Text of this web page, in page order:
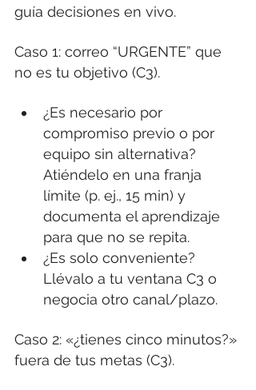
guía decisiones en vivo.
Caso 1: correo “URGENTE” que
no es tu objetivo (C3).
¿Es necesario por
compromiso previo o por
equipo sin alternativa?
Atiéndelo en una franja
límite (p. ej., 15 min) y
documenta el aprendizaje
para que no se repita.
¿Es solo conveniente?
Llévalo a tu ventana C3 o
negocia otro canal/plazo.
Caso 2: «¿tienes cinco minutos?»
fuera de tus metas (C3).